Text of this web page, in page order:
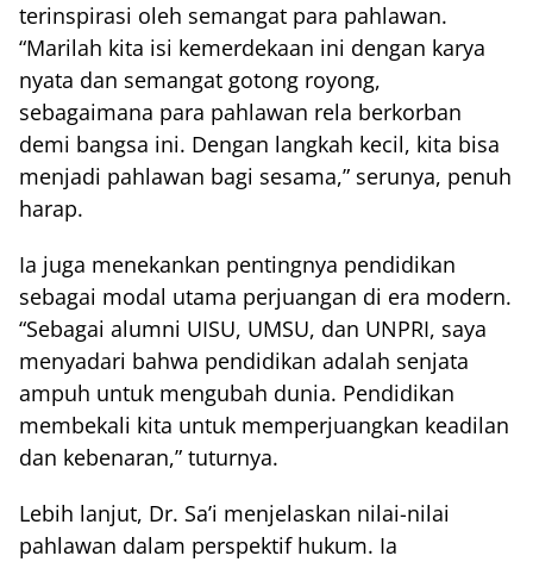
terinspirasi oleh semangat para pahlawan.
“Marilah kita isi kemerdekaan ini dengan karya
nyata dan semangat gotong royong,
sebagaimana para pahlawan rela berkorban
demi bangsa ini. Dengan langkah kecil, kita bisa
menjadi pahlawan bagi sesama,” serunya, penuh
harap.
Ia juga menekankan pentingnya pendidikan
sebagai modal utama perjuangan di era modern.
“Sebagai alumni UISU, UMSU, dan UNPRI, saya
menyadari bahwa pendidikan adalah senjata
ampuh untuk mengubah dunia. Pendidikan
membekali kita untuk memperjuangkan keadilan
dan kebenaran,” tuturnya.
Lebih lanjut, Dr. Sa’i menjelaskan nilai-nilai
pahlawan dalam perspektif hukum. Ia